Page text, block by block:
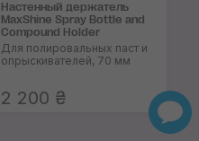
Настенный держатель
MaxShine Spray Bottle and
Compound Holder
Для полировальных паст и
опрыскивателей, 70 мм
2 200 ₴